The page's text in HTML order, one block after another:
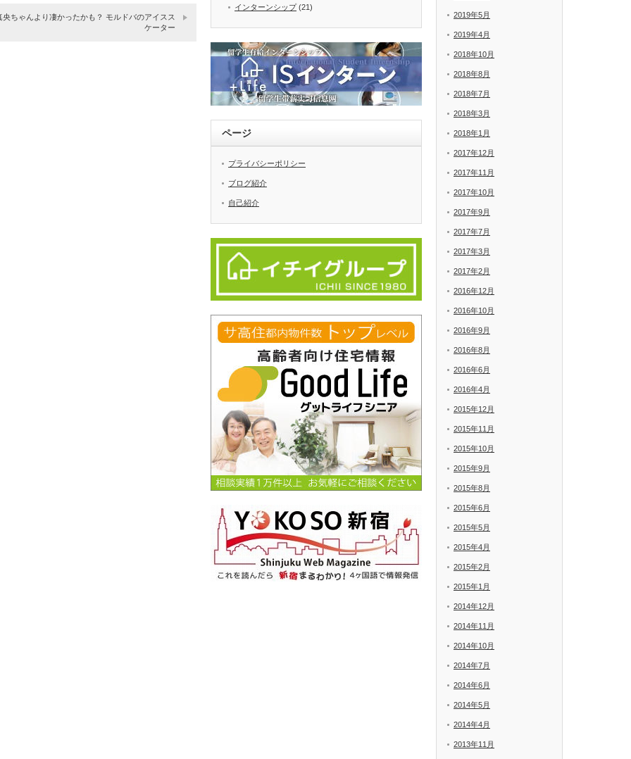
央ちゃんより凄かったかも？ モルドバのアイスス
ケーター
インターンシップ(21)
ページ
プライバシーポリシー
ブログ紹介
自己紹介
2019年5月
2019年4月
2018年10月
2018年8月
2018年7月
2018年3月
2018年1月
2017年12月
2017年11月
2017年10月
2017年9月
2017年7月
2017年3月
2017年2月
2016年12月
2016年10月
2016年9月
2016年8月
2016年6月
2016年4月
2015年12月
2015年11月
2015年10月
2015年9月
2015年8月
2015年6月
2015年5月
2015年4月
2015年2月
2015年1月
2014年12月
2014年11月
2014年10月
2014年7月
2014年6月
2014年5月
2014年4月
2013年11月